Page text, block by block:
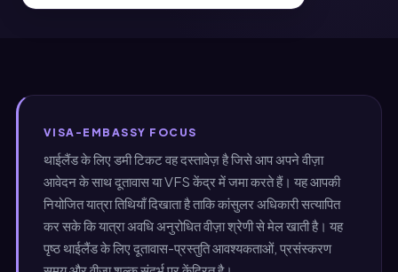
VISA-EMBASSY FOCUS
थाईलैंड के लिए डमी टिकट वह दस्तावेज़ है जिसे आप अपने वीज़ा
आवेदन के साथ दूतावास या VFS केंद्र में जमा करते हैं। यह आपकी
नियोजित यात्रा तिथियाँ दिखाता है ताकि कांसुलर अधिकारी सत्यापित
कर सके कि यात्रा अवधि अनुरोधित वीज़ा श्रेणी से मेल खाती है। यह
पृष्ठ थाईलैंड के लिए दूतावास-प्रस्तुति आवश्यकताओं, प्रसंस्करण